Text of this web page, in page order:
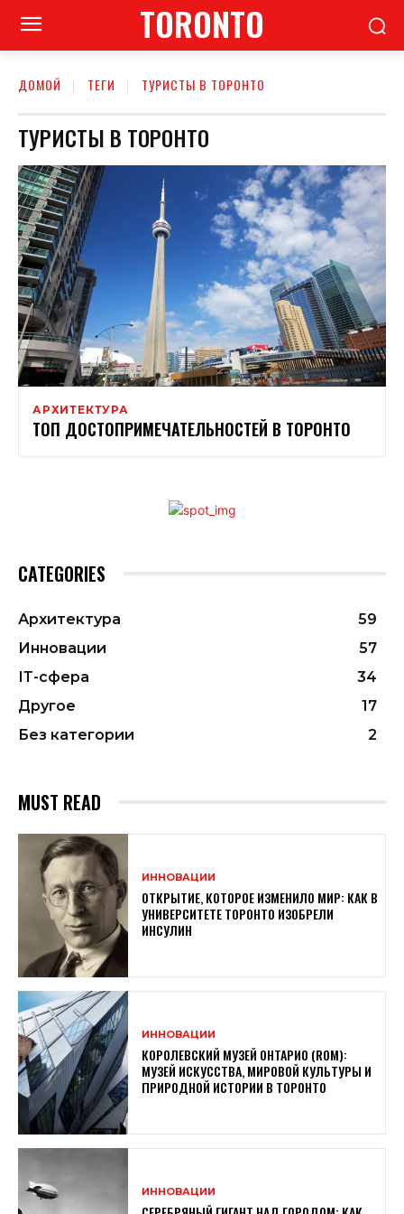
TORONTO
ДОМОЙ ТЕГИ ТУРИСТЫ В ТОРОНТО
ТУРИСТЫ В ТОРОНТО
АРХИТЕКТУРА
ТОП ДОСТОПРИМЕЧАТЕЛЬНОСТЕЙ В ТОРОНТО
CATEGORIES
Архитектура
59
Инновации
57
ІТ-сфера
34
Другое
17
Без категории
2
MUST READ
ИННОВАЦИИ
ОТКРЫТИЕ, КОТОРОЕ ИЗМЕНИЛО МИР: КАК В
УНИВЕРСИТЕТЕ ТОРОНТО ИЗОБРЕЛИ
ИНСУЛИН
ИННОВАЦИИ
КОРОЛЕВСКИЙ МУЗЕЙ ОНТАРИО (ROM):
МУЗЕЙ ИСКУССТВА, МИРОВОЙ КУЛЬТУРЫ И
ПРИРОДНОЙ ИСТОРИИ В ТОРОНТО
ИННОВАЦИИ